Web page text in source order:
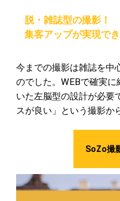
脱・雑誌型の撮影！
集客アップが実現で
今までの撮影は雑誌を中
のでした。WEBで確実
いた左脳型の設計が必要
スが良い」という撮影か
SoZo撮